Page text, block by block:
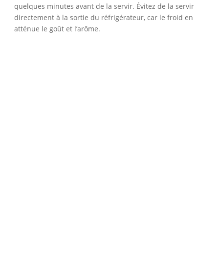
quelques minutes avant de la servir. Évitez de la servir
directement à la sortie du réfrigérateur, car le froid en
atténue le goût et l’arôme.